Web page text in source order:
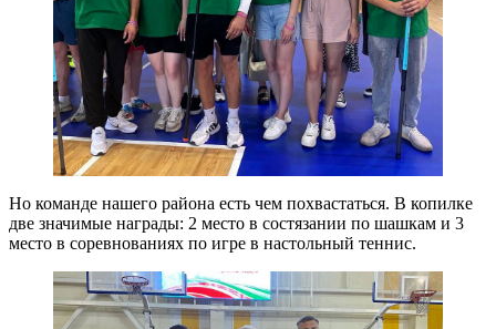
Но команде нашего района есть чем похвастаться. В копилке
две значимые награды: 2 место в состязании по шашкам и 3
место в соревнованиях по игре в настольный теннис.